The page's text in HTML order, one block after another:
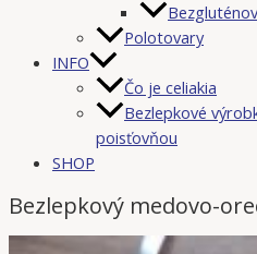
Polotovary
INFO
Čo je celiakia
Bezlepkové
poisťovňou
SHOP
Bezlepkový medovo-